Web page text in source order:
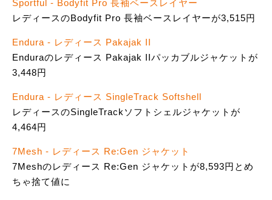
Sportful - Bodyfit Pro 長袖ベースレイヤー
レディースのBodyfit Pro 長袖ベースレイヤーが3,515円
Endura - レディース Pakajak II
Enduraのレディース Pakajak IIパッカブルジャケットが
3,448円
Endura - レディース SingleTrack Softshell
レディースのSingleTrackソフトシェルジャケットが
4,464円
7Mesh - レディース Re:Gen ジャケット
7Meshのレディース Re:Gen ジャケットが8,593円とめ
ちゃ捨て値に